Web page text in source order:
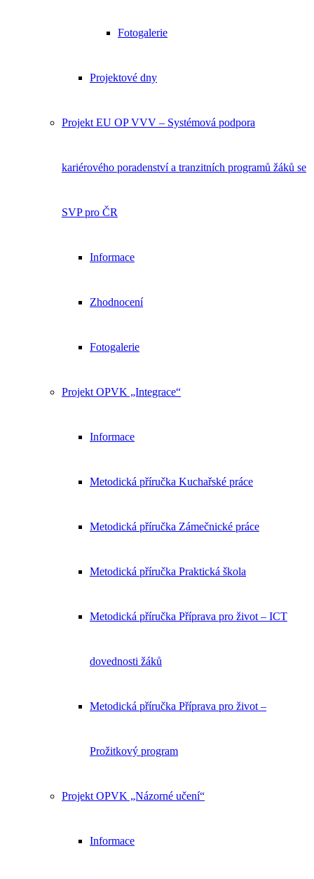
Fotogalerie
Projektové dny
Projekt EU OP VVV – Systémová podpora
kariérového poradenství a tranzitních programů žáků se
SVP pro ČR
Informace
Zhodnocení
Fotogalerie
Projekt OPVK „Integrace“
Informace
Metodická příručka Kuchařské práce
Metodická příručka Zámečnické práce
Metodická příručka Praktická škola
Metodická příručka Příprava pro život – ICT
dovednosti žáků
Metodická příručka Příprava pro život –
Prožitkový program
Projekt OPVK „Názorné učení“
Informace